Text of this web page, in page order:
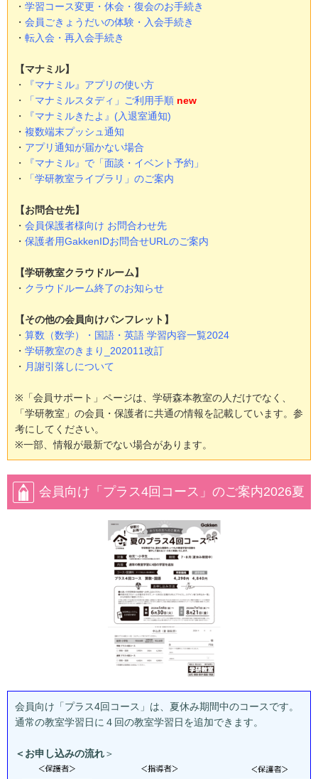
・ 学習コース変更・休会・復会のお手続き
・ 会員ごきょうだいの体験・入会手続き
・ 転入会・再入会手続き
【マナミル】
・
『マナミル』アプリの使い方
・
「マナミルスタディ」ご利用手順 new
・
『マナミルきたよ』(入退室通知)
・ 複数端末プッシュ通知
・ アプリ通知が届かない場合
・
『マナミル』で「面談・イベント予約」
・
「学研教室ライブラリ」のご案内
【お問合せ先】
・ 会員保護者様向け お問合わせ先
・ 保護者用GakkenIDお問合せURLのご案内
【学研教室クラウドルーム】
・ クラウドルーム終了のお知らせ
【その他の会員向けパンフレット】
・ 算数（数学）・国語・英語 学習内容一覧2024
・ 学研教室のきまり_202011改訂
・ 月謝引落しについて
※「会員サポート」ページは、学研森本教室の人だけでなく、
「学研教室」の会員・保護者に共通の情報を記載しています。参
考にしてください。
※一部、情報が最新でない場合があります。
会員向け「プラス4回コース」のご案内2026夏
会員向け「プラス4回コース」は、夏休み期間中のコースです。
通常の教室学習日に４回の教室学習日を追加できます。
＜お申し込みの流れ＞